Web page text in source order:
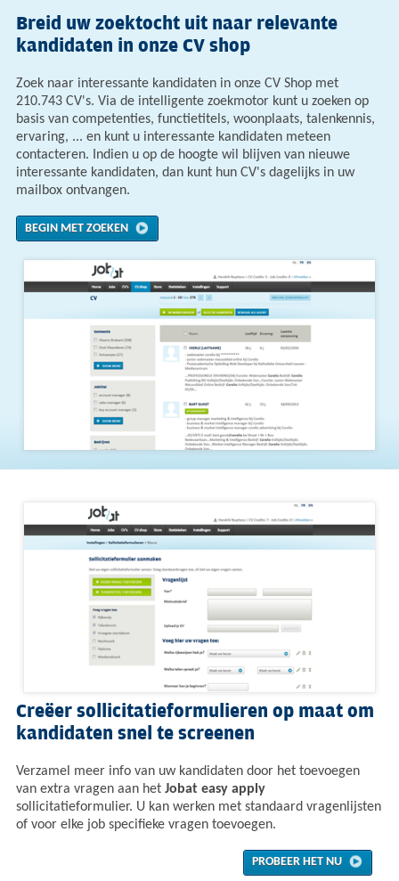
Breid uw zoektocht uit naar relevante
kandidaten in onze CV shop
Zoek naar interessante kandidaten in onze CV Shop met
210.743 CV's. Via de intelligente zoekmotor kunt u zoeken op
basis van competenties, functietitels, woonplaats, talenkennis,
ervaring, ... en kunt u interessante kandidaten meteen
contacteren. Indien u op de hoogte wil blijven van nieuwe
interessante kandidaten, dan kunt hun CV's dagelijks in uw
mailbox ontvangen.
BEGIN MET ZOEKEN
Creëer sollicitatieformulieren op maat om
kandidaten snel te screenen
Verzamel meer info van uw kandidaten door het toevoegen
van extra vragen aan het Jobat easy apply
sollicitatieformulier. U kan werken met standaard vragenlijsten
of voor elke job specifieke vragen toevoegen.
PROBEER HET NU